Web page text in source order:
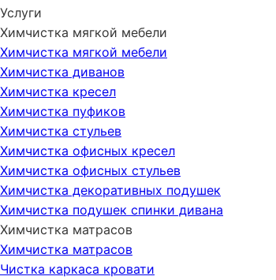
Услуги
Химчистка мягкой мебели
Химчистка мягкой мебели
Химчистка диванов
Химчистка кресел
Химчистка пуфиков
Химчистка стульев
Химчистка офисных кресел
Химчистка офисных стульев
Химчистка декоративных подушек
Химчистка подушек спинки дивана
Химчистка матрасов
Химчистка матрасов
Чистка каркаса кровати